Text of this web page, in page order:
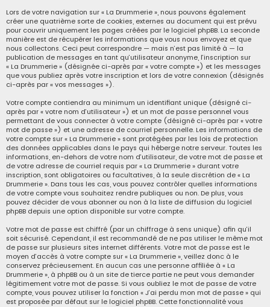
Lors de votre navigation sur « La Drummerie », nous pouvons également
créer une quatrième sorte de cookies, externes au document qui est prévu
pour couvrir uniquement les pages créées par le logiciel phpBB. La seconde
manière est de récupérer les informations que vous nous envoyez et que
nous collectons. Ceci peut correspondre — mais n’est pas limité à — la
publication de messages en tant qu’utilisateur anonyme, l’inscription sur
« La Drummerie » (désignée ci-après par « votre compte ») et les messages
que vous publiez après votre inscription et lors de votre connexion (désignés
ci-après par « vos messages »).
Votre compte contiendra au minimum un identifiant unique (désigné ci-
après par « votre nom d’utilisateur ») et un mot de passe personnel vous
permettant de vous connecter à votre compte (désigné ci-après par « votre
mot de passe ») et une adresse de courriel personnelle. Les informations de
votre compte sur « La Drummerie » sont protégées par les lois de protection
des données applicables dans le pays qui héberge notre serveur. Toutes les
informations, en-dehors de votre nom d’utilisateur, de votre mot de passe et
de votre adresse de courriel requis par « La Drummerie » durant votre
inscription, sont obligatoires ou facultatives, à la seule discrétion de « La
Drummerie ». Dans tous les cas, vous pouvez contrôler quelles informations
de votre compte vous souhaitez rendre publiques ou non. De plus, vous
pouvez décider de vous abonner ou non à la liste de diffusion du logiciel
phpBB depuis une option disponible sur votre compte.
Votre mot de passe est chiffré (par un chiffrage à sens unique) afin qu’il
soit sécurisé. Cependant, il est recommandé de ne pas utiliser le même mot
de passe sur plusieurs sites internet différents. Votre mot de passe est le
moyen d’accès à votre compte sur « La Drummerie », veillez donc à le
conservez précieusement. En aucun cas une personne affiliée à « La
Drummerie », à phpBB ou à un site de tierce partie ne peut vous demander
légitimement votre mot de passe. Si vous oubliez le mot de passe de votre
compte, vous pouvez utiliser la fonction « J’ai perdu mon mot de passe » qui
est proposée par défaut sur le logiciel phpBB. Cette fonctionnalité vous